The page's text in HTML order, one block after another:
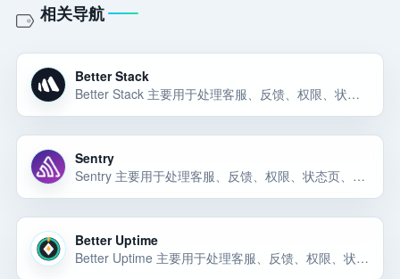
相关导航
Better Stack
Better Stack 主要用于处理客服、反馈、权限、状态页、邮件通知、用户成功、产品分析和团队协作流程。Better Stack 可以先按 SaaS 运营工具 候选来评估：它主要用于处理客服、反馈、权限、状态页、邮件通知、用户成功、产品分析… 选择前重点看价格、上手门槛、风险和替代方案。
Sentry
Sentry 主要用于处理客服、反馈、权限、状态页、邮件通知、用户成功、产品分析和团队协作流程。Sentry 主要用于处理客服、反馈、权限、状态页、邮件通知、用户成功、产品分析和团队协作流程。Sentry 主要用于处理客服、反馈、权限… 选择前重点看价格、上手门槛、风险和替代方案。
Better Uptime
Better Uptime 主要用于处理客服、反馈、权限、状态页、邮件通知、用户成功、产品分析和团队协作流程。Better Uptime 可以先按 SaaS 运营工具 候选来评估：它主要用于处理客服、反馈、权限、状态页、邮件通知、用户成功、产品分析… 选择前重点看价格、上手门槛、风险和替代方案。